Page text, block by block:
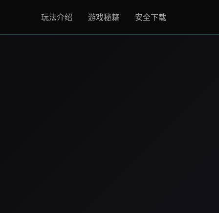
玩法介绍 游戏秘籍 安全下载